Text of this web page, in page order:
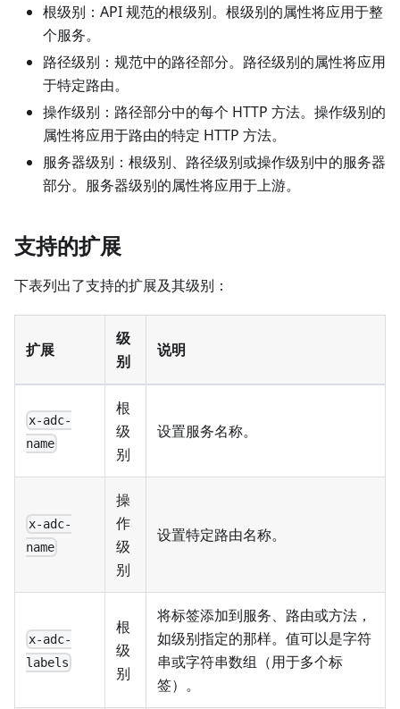
根级别：API 规范的根级别。根级别的属性将应用于整
个服务。
路径级别：规范中的路径部分。路径级别的属性将应用
于特定路由。
操作级别：路径部分中的每个 HTTP 方法。操作级别的
属性将应用于路由的特定 HTTP 方法。
服务器级别：根级别、路径级别或操作级别中的服务器
部分。服务器级别的属性将应用于上游。
支持的扩展
下表列出了支持的扩展及其级别：
扩展
级
别
说明
x-adc-
name
根
级
别
设置服务名称。
x-adc-
name
操
作
级
别
设置特定路由名称。
x-adc-
labels
根
级
别
将标签添加到服务、路由或方法，
如级别指定的那样。值可以是字符
串或字符串数组（用于多个标
签）。